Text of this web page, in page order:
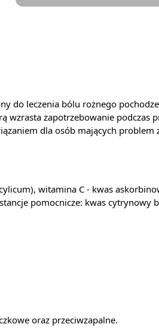
do leczenia bólu rożnego
wzrasta zapotrzebowanie
dla osób mających problem
witamina C - kwas
pomocnicze: kwas cytrynowy
oraz przeciwzapalne.